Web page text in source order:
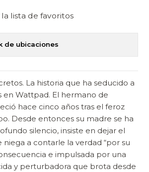
lista de favoritos
de ubicaciones
La historia que ha seducido a
en Wattpad. El hermano de
hace cinco años tras el feroz
Desde entonces su madre se ha
silencio, insiste en dejar el
niega a contarle la verdad “por su
e impulsada por una
y perturbadora que brota desde